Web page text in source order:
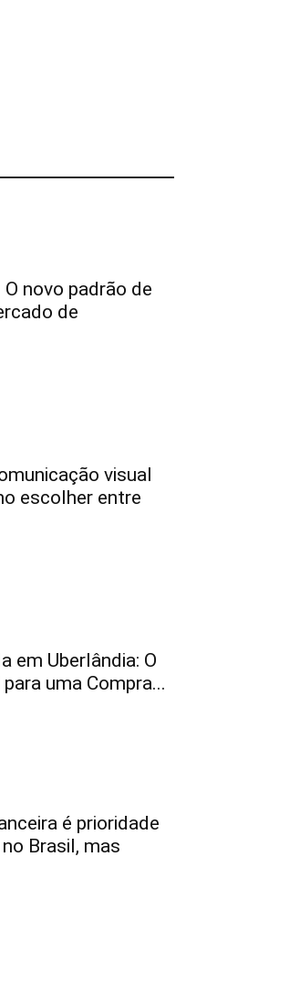
novo padrão de
de
visual
escolher entre
em Uberlândia: O
uma Compra...
é prioridade
Brasil, mas